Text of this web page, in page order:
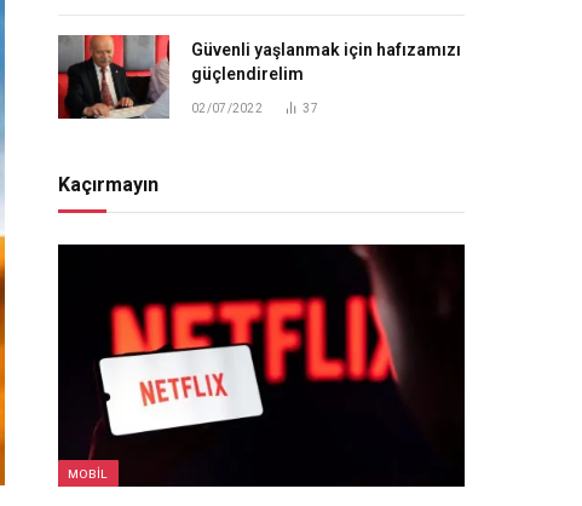
Güvenli yaşlanmak için hafızamızı
güçlendirelim
02/07/2022 37
Kaçırmayın
MOBIL